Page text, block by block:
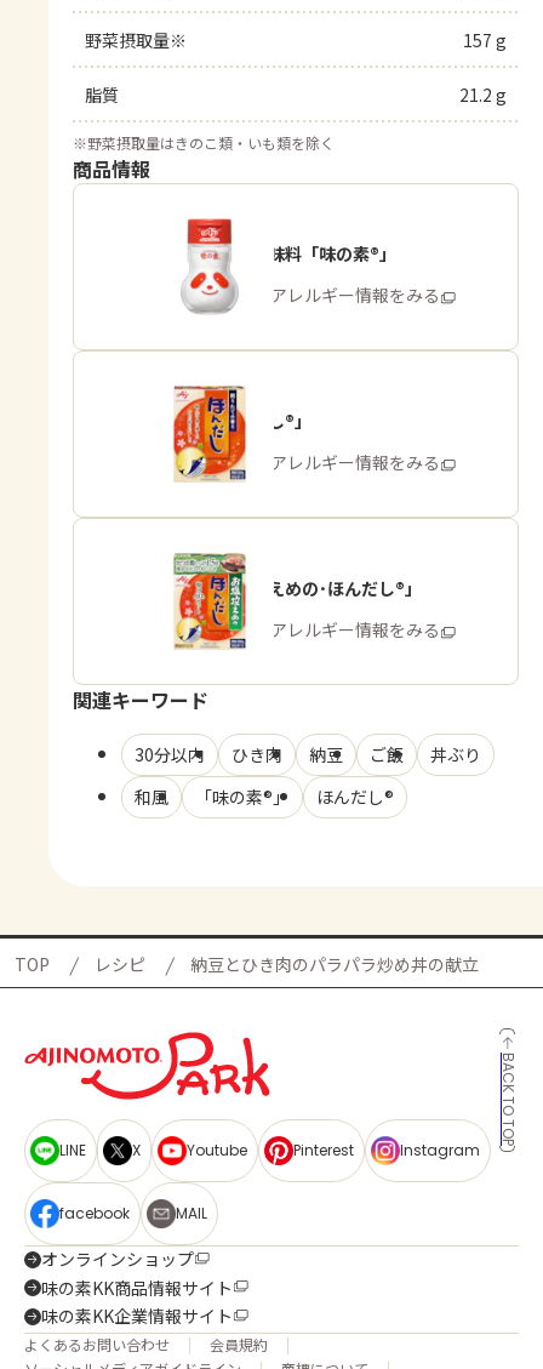
野菜摂取量※ 157 g
脂質 21.2 g
※野菜摂取量はきのこ類・いも類を除く
商品情報
うま味調味料「味の素®」
商品・アレルギー情報をみる
「ほんだし®」
商品・アレルギー情報をみる
「お塩控えめの･ほんだし®」
商品・アレルギー情報をみる
関連キーワード
30分以内 ひき肉 納豆 ご飯
丼ぶり
和風
「味の素®」 ほんだし®
TOP レシピ 納豆とひき肉のパラパラ炒め丼の献立
BACK TO TOP
LINE X Youtube Pinterest Instagram
facebook MAIL
オンラインショップ
味の素KK商品情報サイト
味の素KK企業情報サイト
よくあるお問い合わせ
会員規約